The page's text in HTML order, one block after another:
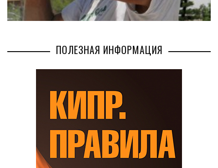
ПОЛЕЗНАЯ ИНФОРМАЦИЯ